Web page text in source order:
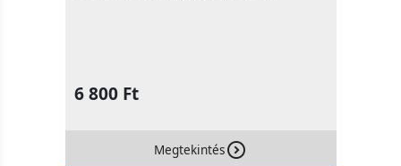
6 800 Ft
Megtekintés